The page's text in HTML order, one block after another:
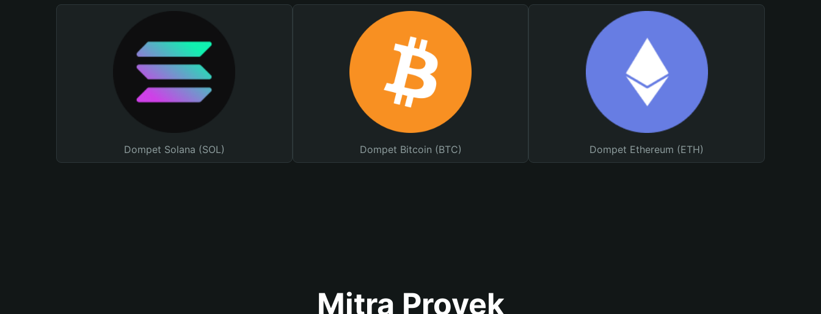
Dompet Solana (SOL) Dompet Bitcoin (BTC) Dompet Ethereum (ETH)
Mitra Proyek